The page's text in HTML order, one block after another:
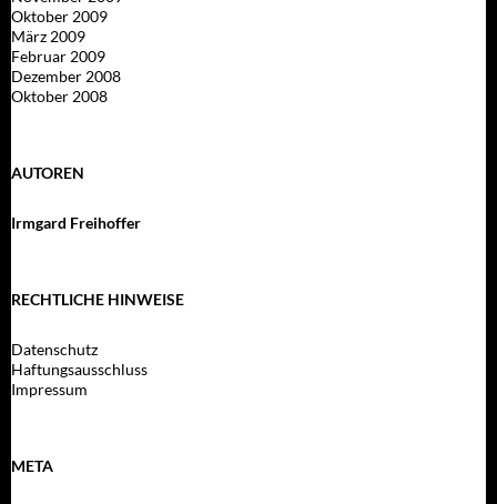
Oktober 2009
März 2009
Februar 2009
Dezember 2008
Oktober 2008
AUTOREN
Irmgard Freihoffer
RECHTLICHE HINWEISE
Datenschutz
Haftungsausschluss
Impressum
META